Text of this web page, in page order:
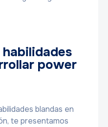
power
blandas en
te presentamos